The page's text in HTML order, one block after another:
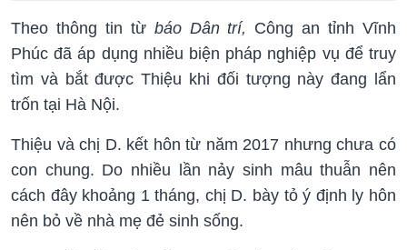
Theo thông tin từ báo Dân trí, Công an tỉnh Vĩnh
Phúc đã áp dụng nhiều biện pháp nghiệp vụ để truy
tìm và bắt được Thiệu khi đối tượng này đang lẩn
trốn tại Hà Nội.
Thiệu và chị D. kết hôn từ năm 2017 nhưng chưa có
con chung. Do nhiều lần nảy sinh mâu thuẫn nên
cách đây khoảng 1 tháng, chị D. bày tỏ ý định ly hôn
nên bỏ về nhà mẹ đẻ sinh sống.